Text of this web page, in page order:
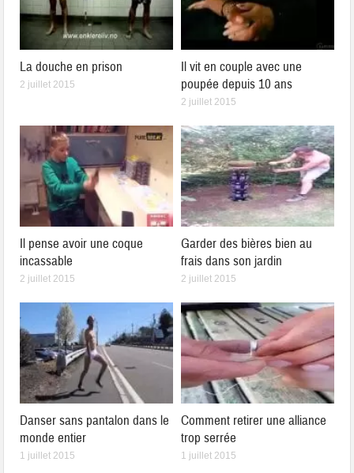
La douche en prison
2 juillet 2015
Il vit en couple avec une
poupée depuis 10 ans
2 juillet 2015
Il pense avoir une coque
incassable
2 juillet 2015
Garder des bières bien au
frais dans son jardin
2 juillet 2015
Danser sans pantalon dans le
monde entier
1 juillet 2015
Comment retirer une alliance
trop serrée
1 juillet 2015